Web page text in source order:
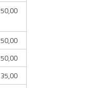
50,00
50,00
50,00
35,00